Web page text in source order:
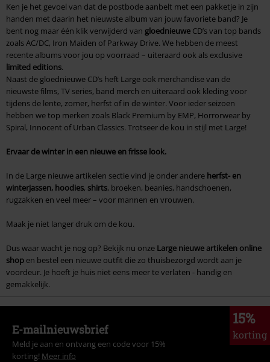
Ken je het gevoel van dat de postbode aanbelt met een pakketje in zijn
handen met daarin het nieuwste album van jouw favoriete band? Je
bent nog maar één klik verwijderd van gloednieuwe CD’s van top bands
zoals AC/DC, Iron Maiden of Parkway Drive. We hebben de meest
recente albums voor jou op voorraad – uiteraard ook als exclusive
limited editions.
Naast de gloednieuwe CD’s heft Large ook merchandise van de
nieuwste films, TV series, band merch en uiteraard ook kleding voor
tijdens de lente, zomer, herfst of in de winter. Voor ieder seizoen
hebben we top merken zoals Black Premium by EMP, Horrorwear by
Spiral, Innocent of Urban Classics. Trotseer de kou in stijl met Large!
Ervaar de winter in een nieuwe en frisse look.
In de Large nieuwe artikelen sectie vind je onder andere herfst- en
winterjassen, hoodies, shirts, broeken, beanies, handschoenen,
rugzakken en veel meer – voor mannen en vrouwen.
Maak je niet langer druk om de kou.
Dus waar wacht je nog op? Bekijk nu onze Large nieuwe artikelen online
shop en bestel een nieuwe outfit die zo thuisbezorgd wordt aan je
voordeur. Je hoeft je huis niet eens meer te verlaten - handig en
gemakkelijk.
15%
korting
E-mailnieuwsbrief
Meld je aan en ontvang een code voor 15%
korting! Meer info